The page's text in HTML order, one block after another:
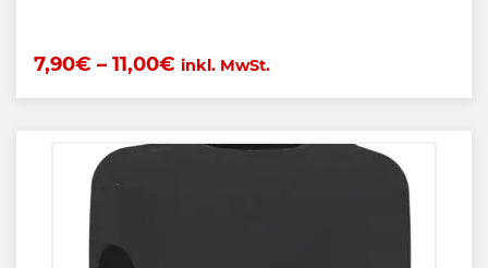
7,90€ – 11,00€ inkl. MwSt.